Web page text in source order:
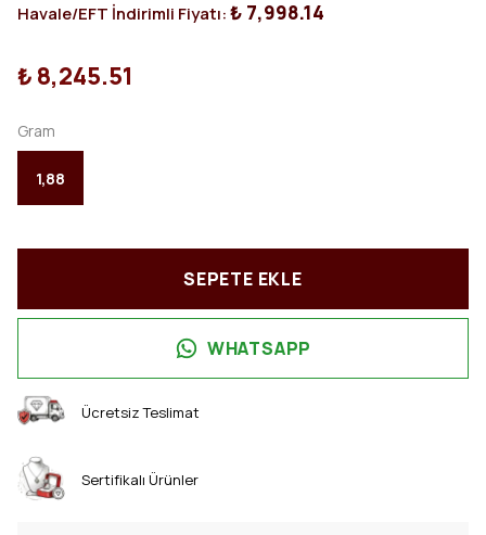
Havale/EFT İndirimli Fiyatı:₺ 7,998.14
₺ 8,245.51
Gram
1,88
SEPETE EKLE
WHATSAPP
Ücretsiz Teslimat
Sertifikalı Ürünler